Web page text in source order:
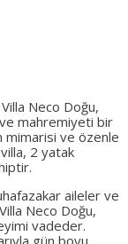
Neco Doğu,
mahremiyeti bir
mimarisi ve özenle
2 yatak
aileler ve
Neco Doğu,
vadeder.